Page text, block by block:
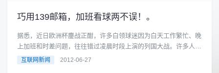
巧用139邮箱，加班看球两不误！。
据悉，近日欧洲杯鏖战正酣，许多白领球迷因为白天工作繁忙、晚
上加班和时差问题，往往错过凌晨时段上演的列国大战。许多人都
哀叹：怎样才能既不耽误工......
互联网新闻 2012-06-27